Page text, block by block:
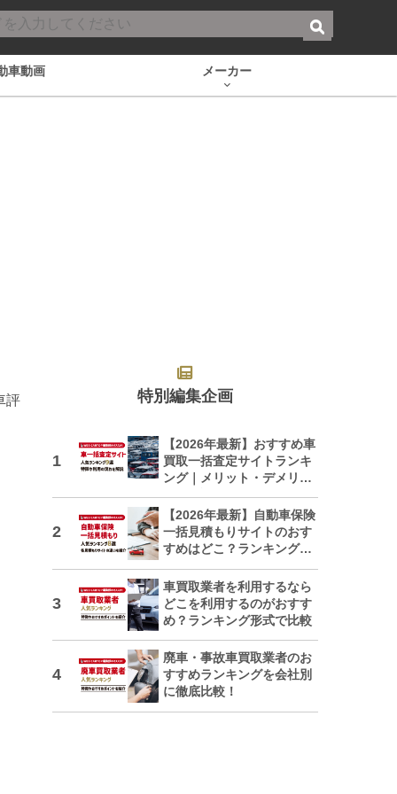
車動画 メーカー
評 特別編集企画
【2026年最新】おすすめ車
買取一括査定サイトランキ
ング｜メリット・デメリッ
トも解説
【2026年最新】自動車保険
一括見積もりサイトのおす
すめはどこ？ランキングで
車買取業者を利用するなら
どこを利用するのがおすす
め？ランキング形式で比較
廃車・事故車買取業者のお
すすめランキングを会社別
に徹底比較！